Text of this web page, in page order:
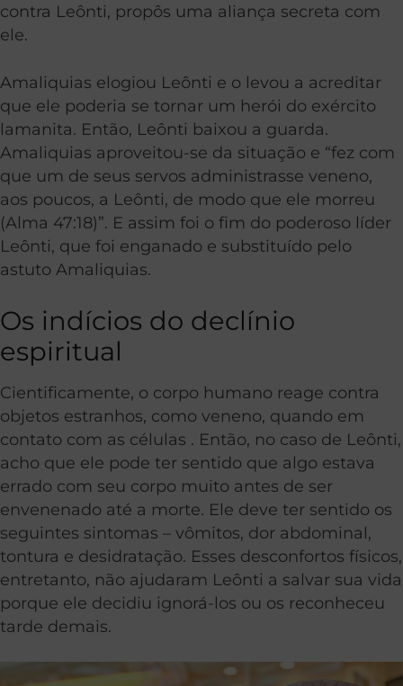
contra Leônti, propôs uma aliança secreta com
ele.
Amaliquias elogiou Leônti e o levou a acreditar
que ele poderia se tornar um herói do exército
lamanita. Então, Leônti baixou a guarda.
Amaliquias aproveitou-se da situação e “fez com
que um de seus servos administrasse veneno,
aos poucos, a Leônti, de modo que ele morreu
(Alma 47:18)”. E assim foi o fim do poderoso líder
Leônti, que foi enganado e substituído pelo
astuto Amaliquias.
Os indícios do declínio
espiritual
Cientificamente, o corpo humano reage contra
objetos estranhos, como veneno, quando em
contato com as células . Então, no caso de Leônti,
acho que ele pode ter sentido que algo estava
errado com seu corpo muito antes de ser
envenenado até a morte. Ele deve ter sentido os
seguintes sintomas – vômitos, dor abdominal,
tontura e desidratação. Esses desconfortos físicos,
entretanto, não ajudaram Leônti a salvar sua vida
porque ele decidiu ignorá-los ou os reconheceu
tarde demais.